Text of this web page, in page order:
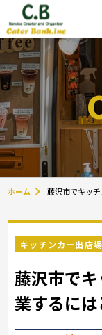
ホーム 藤沢市でキッ
キッチンカー出店
藤沢市で
業するに